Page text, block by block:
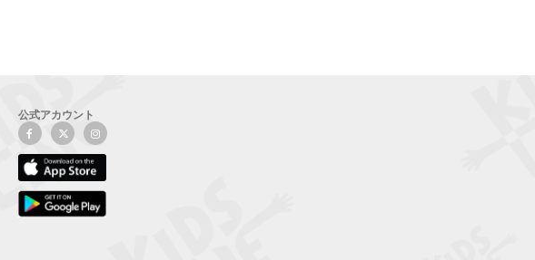
公式アカウント